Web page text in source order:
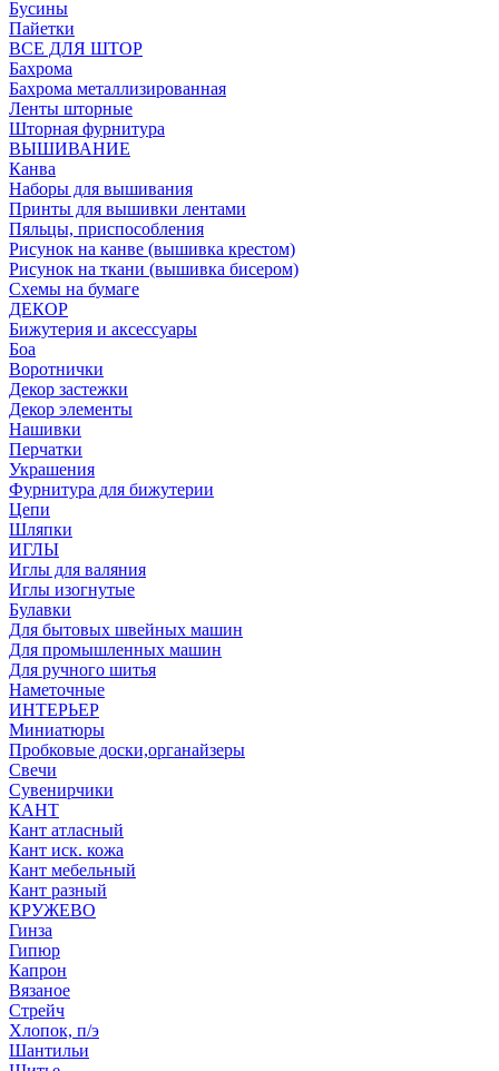
Бусины
Пайетки
ВСЕ ДЛЯ ШТОР
Бахрома
Бахрома металлизированная
Ленты шторные
Шторная фурнитура
ВЫШИВАНИЕ
Канва
Наборы для вышивания
Принты для вышивки лентами
Пяльцы, приспособления
Рисунок на канве (вышивка крестом)
Рисунок на ткани (вышивка бисером)
Схемы на бумаге
ДЕКОР
Бижутерия и аксессуары
Боа
Воротнички
Декор застежки
Декор элементы
Нашивки
Перчатки
Украшения
Фурнитура для бижутерии
Цепи
Шляпки
ИГЛЫ
Иглы для валяния
Иглы изогнутые
Булавки
Для бытовых швейных машин
Для промышленных машин
Для ручного шитья
Наметочные
ИНТЕРЬЕР
Миниатюры
Пробковые доски,органайзеры
Свечи
Сувенирчики
КАНТ
Кант атласный
Кант иск. кожа
Кант мебельный
Кант разный
КРУЖЕВО
Гинза
Гипюр
Капрон
Вязаное
Стрейч
Хлопок, п/э
Шантильи